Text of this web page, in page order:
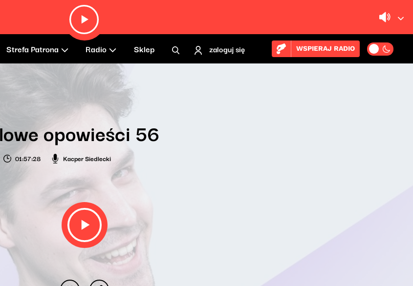
Strefa Patrona Radio Sklep zaloguj się WSPIERAJ RADIO
opowieści 56
01:57:28 Kacper Siedlecki